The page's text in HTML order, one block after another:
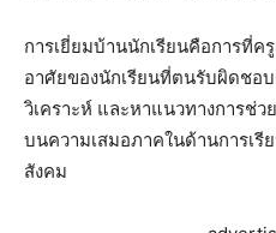
การเยี่ยมบ้านนักเรียนคือการที่ค
อาศัยของนักเรียนที่ตนรับผิดชอ
วิเคราะห์ และหาแนวทางการช่ว
บนความเสมอภาคในด้านการเรี
สังคม